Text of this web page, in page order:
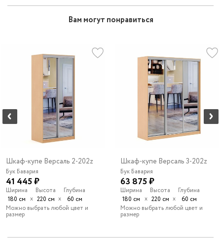
Вам могут понравиться
Шкаф-купе Версаль 2-202z
Бук Бавария
41 445 ₽
Ширина
180 см х
Высота
220 см х
Глубина
60 см
Можно выбрать любой цвет и
размер
Шкаф-купе Версаль 3-202z
Бук Бавария
63 875 ₽
Ширина
180 см х
Высота
220 см х
Глубина
60 см
Можно выбрать любой цвет и
размер